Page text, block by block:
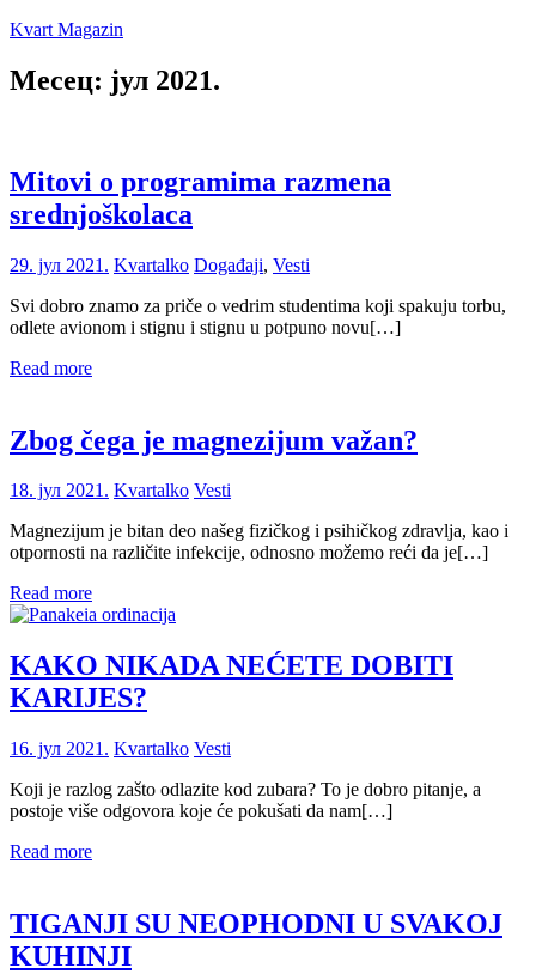
Skip
content
Kvart Magazin
Na
Месец: јул 2021.
Mitovi o programima razmena
srednjoškolaca
29. јул 2021. Kvartalko Događaji, Vesti
Svi dobro znamo za priče o vedrim studentima koji spakuju torbu,
odlete avionom i stignu i stignu u potpuno novu[…]
Read more
Zbog čega je magnezijum važan?
18. јул 2021. Kvartalko Vesti
Magnezijum je bitan deo našeg fizičkog i psihičkog zdravlja, kao i
otpornosti na različite infekcije, odnosno možemo reći da je[…]
Read more
KAKO NIKADA NEĆETE DOBITI
KARIJES?
16. јул 2021. Kvartalko Vesti
Koji je razlog zašto odlazite kod zubara? To je dobro pitanje, a
postoje više odgovora koje će pokušati da nam[…]
Read more
TIGANJI SU NEOPHODNI U SVAKOJ
KUHINJI